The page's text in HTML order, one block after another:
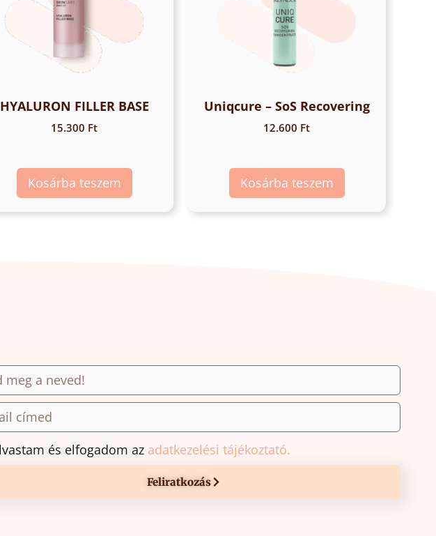
HYALURON FILLER BASE
15.300 Ft
Kosárba teszem
Uniqcure – SoS Recovering
12.600 Ft
Kosárba teszem
és elfogadom az adatkezelési tájékoztató.
Feliratkozás